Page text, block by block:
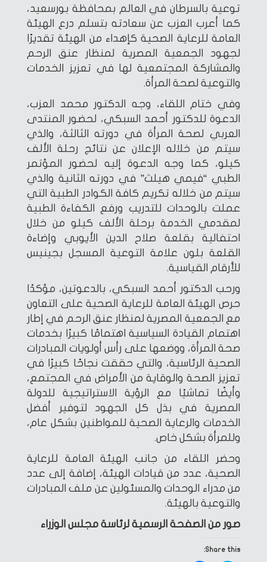
توعية بالسرطان في العالم بمحافظة بورسعيد،
كما أعرب العزب عن سعادته بتسلم درع الهيئة
العامة للرعاية الصحية كإهداء من الهيئة تقديرًا
لجهود الجمعية المصرية لمنظار عنق الرحم
والمشاركة المجتمعية لها في تعزيز الخدمات
والتوعية لصحة المرأة.
وفي ختام اللقاء، وجه الدكتور محمد العزب،
الدعوة للدكتور أحمد السبكي، لحضور المنتدى
العربي لصحة المرأة في دورته الثالثة، والذي
سيتم من خلاله الإعلان عن نتائج رحلة الألف
كيلو، كما وجه الدعوة إليه لحضور المؤتمر
الطبي “فيمي هيلث” في دورته الثانية والذي
سيتم من خلاله تكريم كافة الكوادر الطبية التي
عملت بالوحدات للتدريب ورفع الكفاءة الطبية
لمقدمي الخدمة برحلة الألف كيلو من خلال
احتفالية بقلعة صلاح الدين الأيوبي وإضاءة
القلعة بلون علامة التوعية المسجل بجينيس
للأرقام القياسية.
ورحب الدكتور أحمد السبكي، بالدعوتين، مؤكدًا
حرص الهيئة العامة للرعاية الصحية على التعاون
مع الجمعية المصرية لمنظار عنق الرحم في إطار
اهتمام القيادة السياسية اهتمامًا كبيرًا بخدمات
صحة المرأة، ووضعها على رأس أولويات المبادرات
الصحية الرئاسية، والتي حققت نجاحًا كبيرًا في
تعزيز الصحة والوقاية من الأمراض في المجتمع،
وأيضًا تماشيًا مع الرؤية الاستراتيجية للدولة
المصرية في بذل كل الجهود لتوفير أفضل
الخدمات والرعاية الصحية للمواطنين بشكل عام،
وللمرأة بشكل خاص.
وحضر اللقاء من جانب الهيئة العامة للرعاية
الصحية، عدد من قيادات الهيئة، إضافة إلى عدد
من مدراء الوحدات والمسئولين عن ملف المبادرات
والتوعية بالهيئة.
صور من الصفحة الرسمية لرئاسة مجلس الوزراء
Share this: